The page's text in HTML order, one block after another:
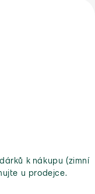
k nákupu (zimní
u prodejce.